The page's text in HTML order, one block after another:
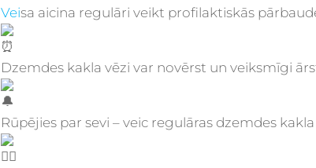
Veisa aicina regulāri veikt profilaktiskās
Dzemdes kakla vēzi var novērst un veiksmīgi
Rūpējies par sevi – veic regulāras dzemdes